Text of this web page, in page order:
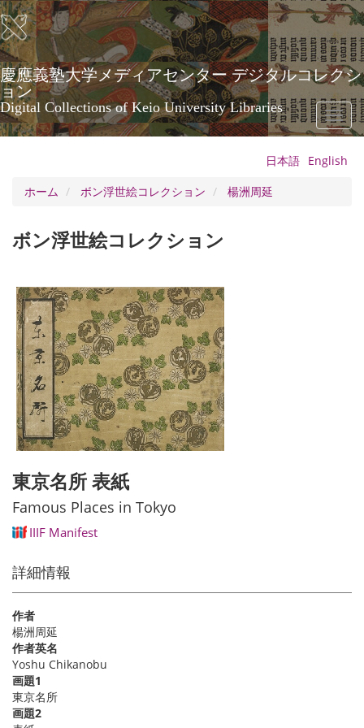
メ
イ
ン
コ
ン
テ
ン
ツ
に
慶應義塾大学メディアセンター デジタルコレクシ
ョン
Digital Collections of Keio University Libraries
Toggle
日本語 English
ホーム
ボン浮世絵コレクション 楊洲周延
ボン浮世絵コレクション
東京名所 表紙
Famous Places in Tokyo
IIIF Manifest
詳細情報
作者
楊洲周延
作者英名
Yoshu Chikanobu
画題1
東京名所
画題2